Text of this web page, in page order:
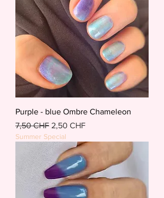
Purple - blue Ombre Chameleon
Standardpreis
7,50 CHF Sale-Preis
2,50 CHF
Summer Special